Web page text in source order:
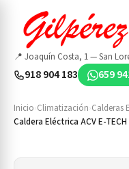
📍 Joaquín Costa, 1 — San
918 904 183 659
Inicio Climatización Calderas
Caldera Eléctrica ACV E-